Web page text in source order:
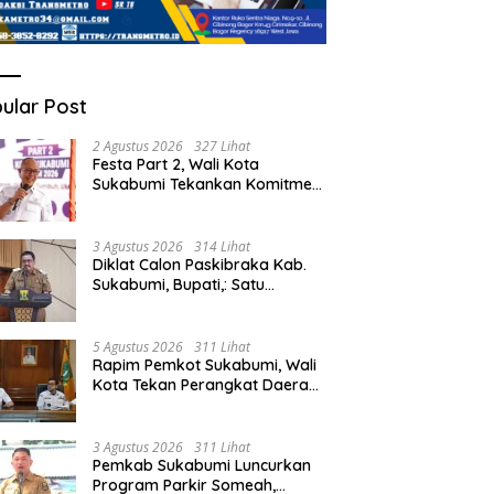
Post
2 Agustus 2026 327 Lihat
Festa Part 2, Wali Kota
Sukabumi Tekankan Komitmen
3 Agustus 2026 314 Lihat
Diklat Calon Paskibraka Kab.
Sukabumi, Bupati,: Satu
5 Agustus 2026 311 Lihat
Rapim Pemkot Sukabumi, Wali
Kota Tekan Perangkat Daerah
3 Agustus 2026 311 Lihat
Pemkab Sukabumi Luncurkan
Program Parkir Someah,